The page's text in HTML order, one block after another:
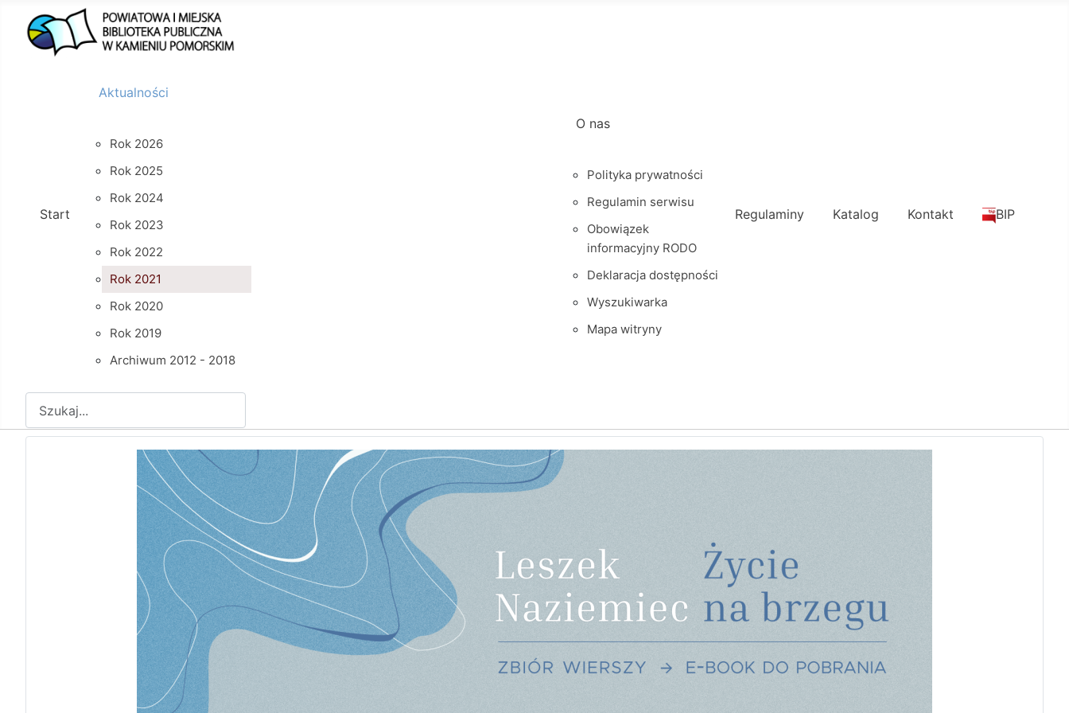
Start
Aktualności
Rok 2026
Rok 2025
Rok 2024
Rok 2023
Rok 2022
Rok 2021
Rok 2020
Rok 2019
Archiwum 2012 - 2018
O nas
Polityka prywatności
Regulamin serwisu
Obowiązek
informacyjny RODO
Deklaracja dostępności
Wyszukiwarka
Mapa witryny
Regulaminy Katalog Kontakt BIP